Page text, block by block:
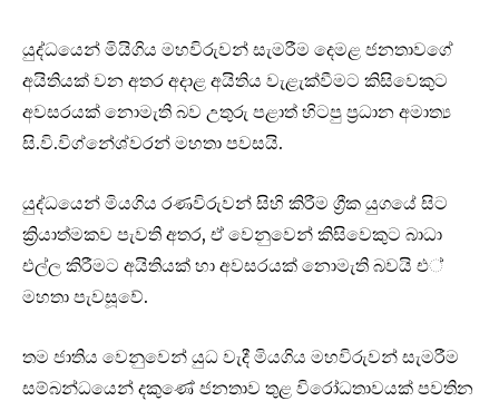
යුද්ධයෙන් මියිගිය මහවිරුවන් සැමරීම දෙමළ ජනතාවගේ
අයිතියක් වන අතර අදාළ අයිතිය වැළැක්වීමට කිසිවෙකුට
අවසරයක් නොමැති බව උතුරු පළාත් හිටපු ප්‍රධාන අමාත්‍ය
සි.වි.විග්නේශ්වරන් මහතා පවසයි.
යුද්ධයෙන් මියගිය රණවිරුවන් සිහි කිරීම ග්‍රීක යුගයේ සිට
ක්‍රියාත්මකව පැවති අතර, ඒ වෙනුවෙන් කිසිවෙකුට බාධා
එල්ල කිරීමට අයිතියක් හා අවසරයක් නොමැති බවයි එ්
මහතා පැවසූ‍වේ.
තම ජාතිය වෙනුවෙන් යුධ වැදී මියගිය මහවිරුවන් සැමරීම
සම්බන්ධයෙන් දකුණේ ජනතාව තුළ විරෝධතාවයක් පවතින